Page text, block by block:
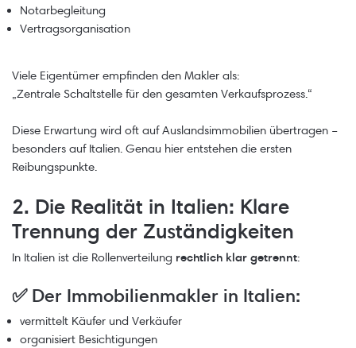
Notarbegleitung
Vertragsorganisation
Viele Eigentümer empfinden den Makler als:
„Zentrale Schaltstelle für den gesamten Verkaufsprozess.“
Diese Erwartung wird oft auf Auslandsimmobilien übertragen –
besonders auf Italien. Genau hier entstehen die ersten
Reibungspunkte.
2. Die Realität in Italien: Klare
Trennung der Zuständigkeiten
In Italien ist die Rollenverteilung rechtlich klar getrennt:
✅ Der Immobilienmakler in Italien:
vermittelt Käufer und Verkäufer
organisiert Besichtigungen